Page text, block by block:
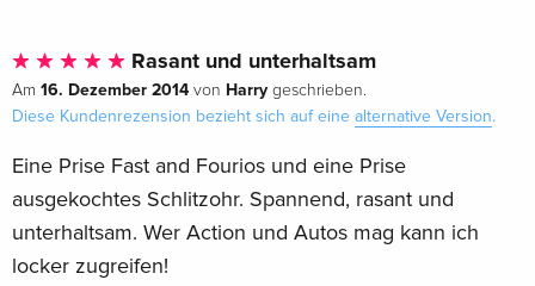
Rasant und unterhaltsam
Am 16. Dezember 2014 von Harry geschrieben.
Diese Kundenrezension bezieht sich auf eine alternative Version.
Eine Prise Fast and Fourios und eine Prise
ausgekochtes Schlitzohr. Spannend, rasant und
unterhaltsam. Wer Action und Autos mag kann ich
locker zugreifen!